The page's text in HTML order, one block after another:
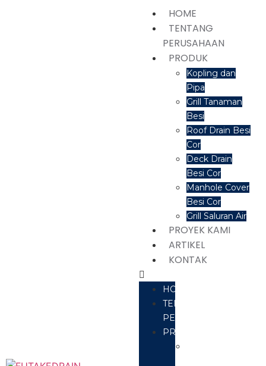
HOME
TENTANG
PERUSAHAAN
PRODUK
Kopling dan
Pipa
Grill Tanaman
Besi
Roof Drain Besi
Cor
Deck Drain
Besi Cor
Manhole Cover
Besi Cor
Grill Saluran Air
PROYEK KAMI
ARTIKEL
KONTAK
HOME
TENTANG
PERUSAHAAN
PRODUK